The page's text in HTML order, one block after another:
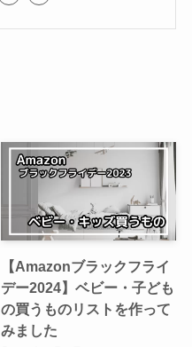
【Amazonブラックフライ
デー2024】ベビー・子ども
の買うものリストを作って
みました